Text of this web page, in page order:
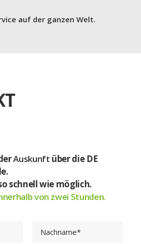
auf der ganzen Welt.
Auskunft über die DE
schnell wie möglich.
von zwei Stunden.